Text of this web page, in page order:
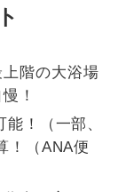
階の大浴場
！
！（一部、
！（ANA便
付いています。
ますので、お食
（機内食を除
召し上がりいた
コールセ
込みはでき